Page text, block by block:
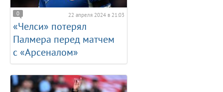
0 22 апреля 2024 в 21:03
«Челси» потерял
Палмера перед матчем
с «Арсеналом»